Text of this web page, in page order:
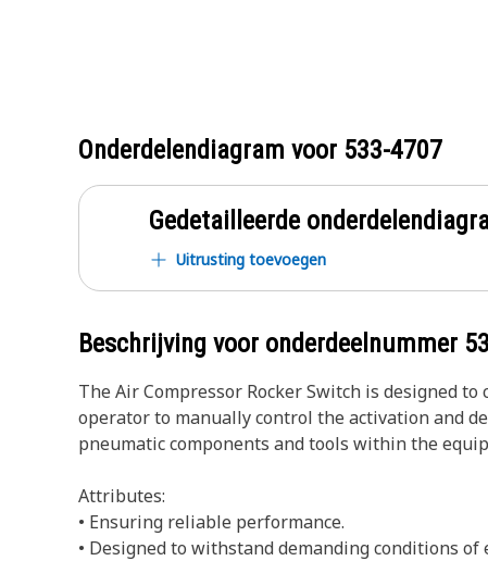
Onderdelendiagram voor 533-4707
Gedetailleerde
Uitrusting toevoegen
Beschrijving voor onderdeelnummer
The Air Compressor Rocker Switch is designed
operator to manually control the activation and
pneumatic components and tools within the
Attributes:
• Ensuring reliable performance.
• Designed to withstand demanding conditions